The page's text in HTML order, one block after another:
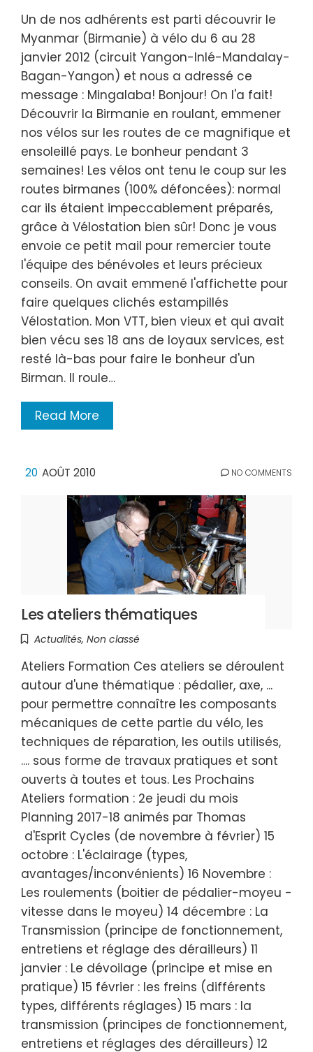
Un de nos adhérents est parti découvrir le
Myanmar (Birmanie) à vélo du 6 au 28
janvier 2012 (circuit Yangon-Inlé-Mandalay-
Bagan-Yangon) et nous a adressé ce
message : Mingalaba! Bonjour! On l'a fait!
Découvrir la Birmanie en roulant, emmener
nos vélos sur les routes de ce magnifique et
ensoleillé pays. Le bonheur pendant 3
semaines! Les vélos ont tenu le coup sur les
routes birmanes (100% défoncées): normal
car ils étaient impeccablement préparés,
grâce à Vélostation bien sûr! Donc je vous
envoie ce petit mail pour remercier toute
l'équipe des bénévoles et leurs précieux
conseils. On avait emmené l'affichette pour
faire quelques clichés estampillés
Vélostation. Mon VTT, bien vieux et qui avait
bien vécu ses 18 ans de loyaux services, est
resté là-bas pour faire le bonheur d'un
Birman. Il roule…
Read More
20 AOÛT 2010 NO COMMENTS
Les ateliers thématiques
Actualités, Non classé
Ateliers Formation Ces ateliers se déroulent
autour d'une thématique : pédalier, axe, ...
pour permettre connaître les composants
mécaniques de cette partie du vélo, les
techniques de réparation, les outils utilisés,
.... sous forme de travaux pratiques et sont
ouverts à toutes et tous. Les Prochains
Ateliers formation : 2e jeudi du mois
Planning 2017-18 animés par Thomas
d'Esprit Cycles (de novembre à février) 15
octobre : L'éclairage (types,
avantages/inconvénients) 16 Novembre :
Les roulements (boitier de pédalier-moyeu -
vitesse dans le moyeu) 14 décembre : La
Transmission (principe de fonctionnement,
entretiens et réglage des dérailleurs) 11
janvier : Le dévoilage (principe et mise en
pratique) 15 février : les freins (différents
types, différents réglages) 15 mars : la
transmission (principes de fonctionnement,
entretiens et réglages des dérailleurs) 12